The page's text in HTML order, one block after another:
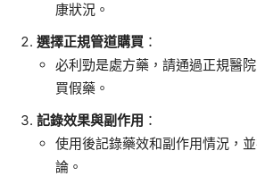
康狀況。
選擇正規管道購買 ：
必利勁是處方藥，請通過正規醫
買假藥。
記錄效果與副作用 ：
使用後記錄藥效和副作用情況，
論。